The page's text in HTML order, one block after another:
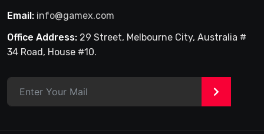
Email: info@gamex.com
Office Address: 29 Street, Melbourne City, Australia #
34 Road, House #10.
>